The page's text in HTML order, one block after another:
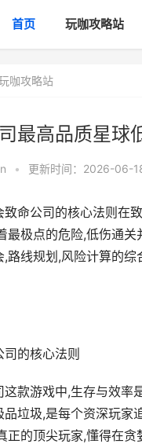
首页 玩咖攻略站
咖攻略站
最高品质星球
• 更新时间：2026-06-
致命公司的核心法则在
最极点的危险,低伤通
,路线规划,风险计算的
的核心法则
这款游戏中,生存与效率
品垃圾,是每个资深玩家
正的顶尖玩家,懂得在贪